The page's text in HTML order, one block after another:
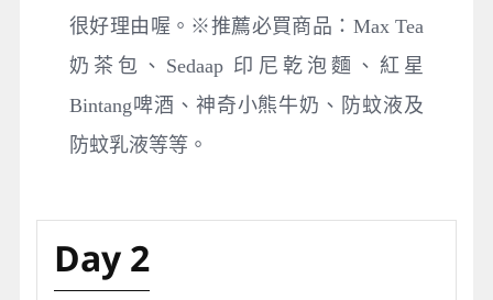
很好理由喔。※推薦必買商品：Max Tea
奶茶包、Sedaap 印尼乾泡麵、紅星
Bintang啤酒、神奇小熊牛奶、防蚊液及
防蚊乳液等等。
Day 2